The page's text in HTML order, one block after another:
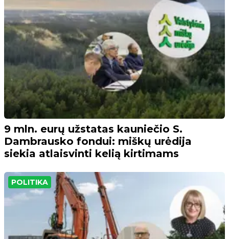
9 mln. eurų užstatas kauniečio S.
Dambrausko fondui: miškų urėdija
siekia atlaisvinti kelią kirtimams
POLITIKA